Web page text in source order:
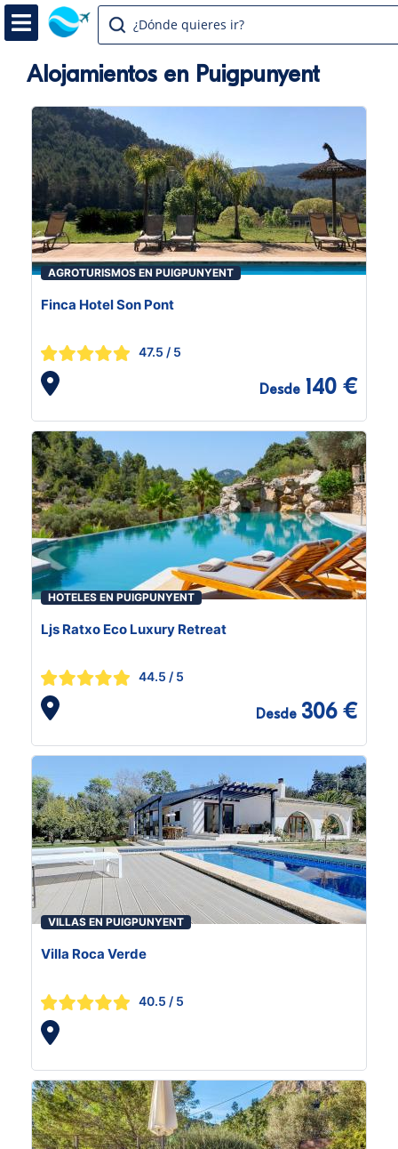
¿Dónde quieres ir?
Alojamientos en Puigpunyent
AGROTURISMOS EN PUIGPUNYENT
Finca Hotel Son Pont
47.5 / 5
Desde 140 €
HOTELES EN PUIGPUNYENT
Ljs Ratxo Eco Luxury Retreat
44.5 / 5
Desde 306 €
VILLAS EN PUIGPUNYENT
Villa Roca Verde
40.5 / 5